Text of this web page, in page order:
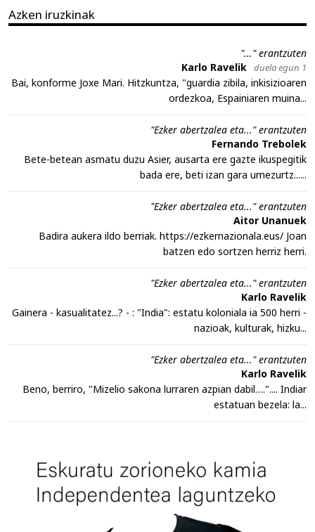
Azken iruzkinak
"..." erantzuten
Karlo Ravelik duela egun 1
Bai, konforme Joxe Mari. Hitzkuntza, "guardia zibila, inkisizioaren
ordezkoa, Espainiaren muina...
"Ezker abertzalea eta..." erantzuten
Fernando Trebolek
Bete-betean asmatu duzu Asier, ausarta ere gazte ikuspegitik
bada ere, beti izan gara umezurtz......
"Ezker abertzalea eta..." erantzuten
Aitor Unanuek
Badira aukera ildo berriak. https://ezkernazionala.eus/ Joan
batzen edo sortzen herriz herri.
"Ezker abertzalea eta..." erantzuten
Karlo Ravelik
Gainera - kasualitatez...? - : "India": estatu koloniala ia 500 herri -
nazioak, kulturak, hizku...
"Ezker abertzalea eta..." erantzuten
Karlo Ravelik
Beno, berriro, "Mizelio sakona lurraren azpian dabil….".... Indiar
estatuan bezela: la...